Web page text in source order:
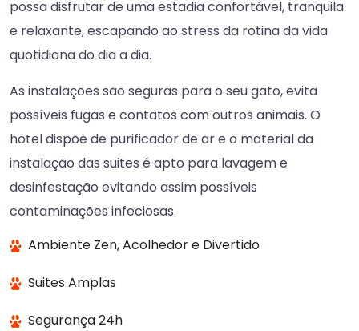
possa disfrutar de uma estadia confortável, tranquila
e relaxante, escapando ao stress da rotina da vida
quotidiana do dia a dia.
As instalações são seguras para o seu gato, evita
possíveis fugas e contatos com outros animais. O
hotel dispõe de purificador de ar e o material da
instalação das suites é apto para lavagem e
desinfestação evitando assim possíveis
contaminações infeciosas.
Ambiente Zen, Acolhedor e Divertido
Suites Amplas
Segurança 24h